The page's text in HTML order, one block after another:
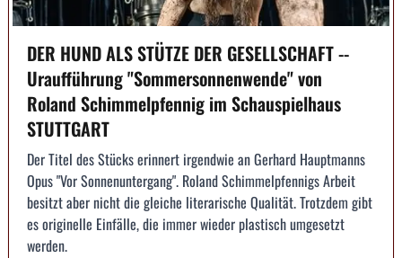
DER HUND ALS STÜTZE DER GESELLSCHAFT --
Uraufführung "Sommersonnenwende" von
Roland Schimmelpfennig im Schauspielhaus
STUTTGART
Der Titel des Stücks erinnert irgendwie an Gerhard Hauptmanns
Opus "Vor Sonnenuntergang". Roland Schimmelpfennigs Arbeit
besitzt aber nicht die gleiche literarische Qualität. Trotzdem gibt
es originelle Einfälle, die immer wieder plastisch umgesetzt
werden.